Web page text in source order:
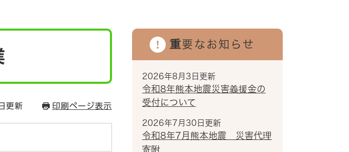
更新 印刷ページ表示
重要なお知らせ
2026年8月3日更新
令和8年熊本地震災害義援金の
受付について
2026年7月30日更新
令和8年7月熊本地震 災害代理
寄附